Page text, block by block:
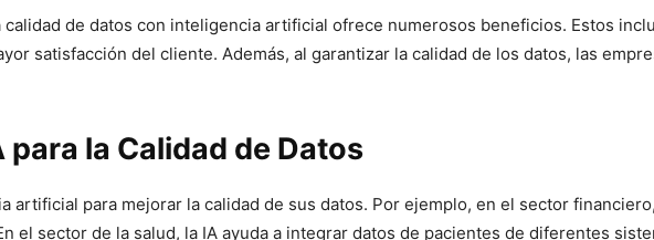
de datos con inteligencia artificial ofrece numerosos beneficios. Estos
satisfacción del cliente. Además, al garantizar la calidad de los datos, las
para la Calidad de Datos
artificial para mejorar la calidad de sus datos. Por ejemplo, en el sector
el sector de la salud, la IA ayuda a integrar datos de pacientes de diferentes